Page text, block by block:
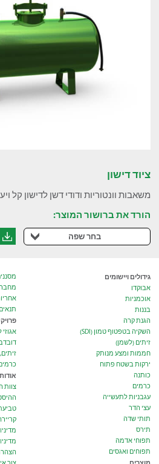
ציוד דישון
משאבות וונטוריות ודודי דשן לדישון קל
הורד את ברושור המוצר:
בחר שפה
גידולים ויישומים
אבוקדו
אוכמניות
בננות
הגנת קרה
השקיה בטפטוף טמון (SDI)
זיתים (לשמן)
חממות ומצע מנותק
ירקות בשטח פתוח
כותנה
כרמים
עגבניות לתעשייה
עצי הדר
תותי שדה
תירס
תפוחי אדמה
תפוחים ואגסים
אגוזי
צוות